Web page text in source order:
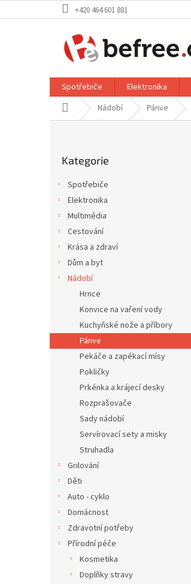
na
+420 464 601 881
Spotřebiče Elektronika
Domů Nádobí Pánve
kategorie
Kategorie
Spotřebiče
Elektronika
Multimédia
Cestování
Krása a zdraví
Dům a byt
Nádobí
Hrnce
Konvice na vaření vody
Kuchyňské nože a příbory
Pánve
Pekáče a zapékací mísy
Pokličky
Prkénka a krájecí desky
Rozprašovače
Sady nádobí
Servírovací sety a misky
Struhadla
Grilování
Děti
Auto - cyklo
Domácnost
Zdravotní potřeby
Přírodní péče
Kosmetika
Doplňky stravy